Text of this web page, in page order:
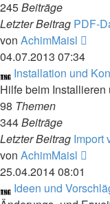
245Beiträge
Letzter Beitrag PDF-
von AchimMaisl
04.07.2013 07:34
Installation und
Hilfe beim
98 Themen
344Beiträge
Letzter Beitrag Import
von AchimMaisl
25.04.2014 08:01
Ideen und